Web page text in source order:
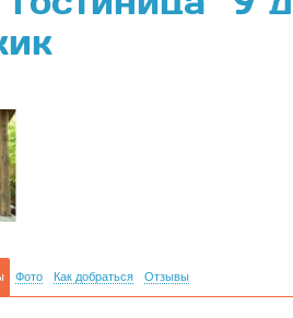
Фото Как добраться Отзывы